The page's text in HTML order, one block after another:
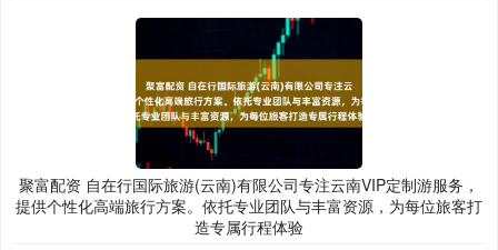
聚富配资 自在行国际旅游(云南)有限公司专注云南VIP定制游服务，
提供个性化高端旅行方案。依托专业团队与丰富资源，为每位旅客打
造专属行程体验